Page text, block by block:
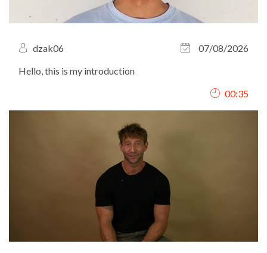
dzak06
07/08/2026
Hello, this is my introduction
00:35